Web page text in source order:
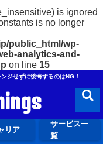
is ignored
is no longer
public_html/wp-
analytics-and-
on line 15
せずに後悔するのはNG！
リア
サービス一
覧